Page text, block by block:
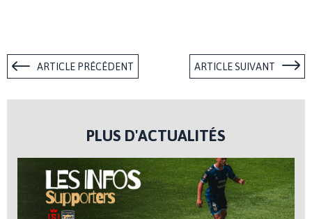
ARTICLE PRÉCÉDENT ARTICLE SUIVANT
PLUS D'ACTUALITÉS